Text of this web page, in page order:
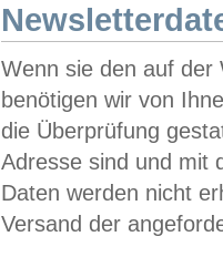
Wenn sie den auf der
benötigen wir von
die Überprüfung
Adresse sind und mit
Daten werden nicht
Versand der